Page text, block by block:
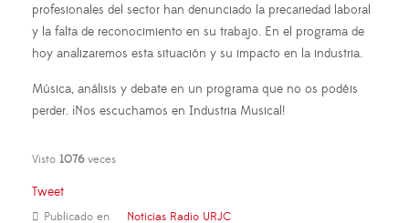
profesionales del sector han denunciado la precariedad laboral
y la falta de reconocimiento en su trabajo. En el programa de
hoy analizaremos esta situación y su impacto en la industria.
Música, análisis y debate en un programa que no os podéis
perder. ¡Nos escuchamos en Industria Musical!
Visto 1076veces
Tweet
Publicado en Noticias Radio URJC